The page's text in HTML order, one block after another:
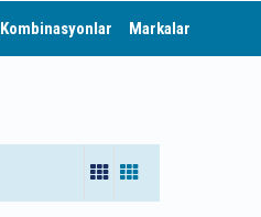
Kombinasyonlar Markalar